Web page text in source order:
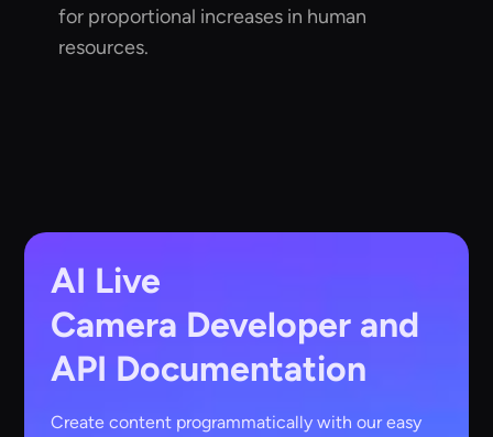
for proportional increases in human
resources.
AI Live
Camera Developer and
API Documentation
Create content programmatically with our easy